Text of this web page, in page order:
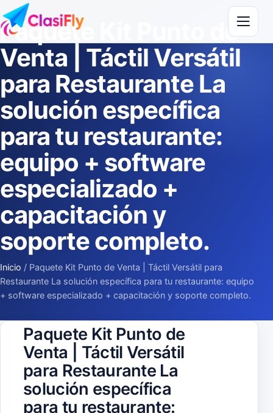
Saltar al contenido
Paquete Kit Punto de
Venta | Táctil Versátil
para Restaurante La
solución específica
para tu restaurante:
equipo + software
especializado +
capacitación y
soporte completo.
Inicio / Paquete Kit Punto de Venta | Táctil Versátil para
Restaurante La solución específica para tu restaurante: equipo
+ software especializado + capacitación y soporte completo.
Paquete Kit Punto de
Venta | Táctil Versátil
para Restaurante La
solución específica
para tu restaurante: